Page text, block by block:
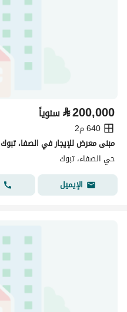
⃁200,000 سنوياً
640 م2
مبنى معرض للإيجار في الصفا، تبوك
حي الصفاء، تبوك
الإيميل